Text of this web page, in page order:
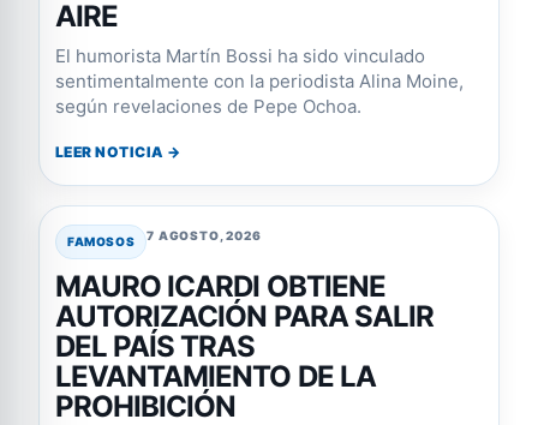
AIRE
El humorista Martín Bossi ha sido vinculado
sentimentalmente con la periodista Alina Moine,
según revelaciones de Pepe Ochoa.
LEER NOTICIA →
FAMOSOS 7 AGOSTO, 2026
MAURO ICARDI OBTIENE
AUTORIZACIÓN PARA SALIR
DEL PAÍS TRAS
LEVANTAMIENTO DE LA
PROHIBICIÓN